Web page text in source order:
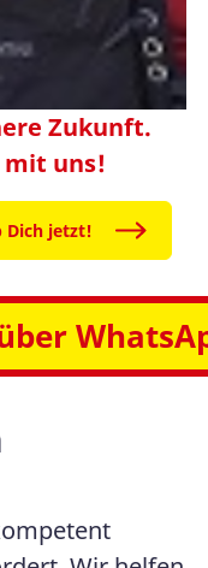
Zukunft.
mit uns!
Dich jetzt!